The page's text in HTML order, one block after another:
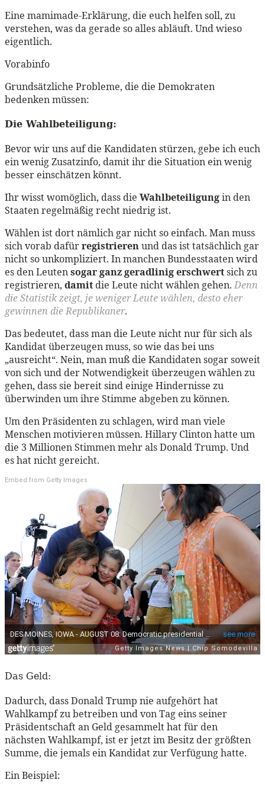
Eine mamimade-Erklärung, die euch helfen soll, zu
verstehen, was da gerade so alles abläuft. Und wieso
eigentlich.
Vorabinfo
Grundsätzliche Probleme, die die Demokraten
bedenken müssen:
Die Wahlbeteiligung:
Bevor wir uns auf die Kandidaten stürzen, gebe ich euch
ein wenig Zusatzinfo, damit ihr die Situation ein wenig
besser einschätzen könnt.
Ihr wisst womöglich, dass die Wahlbeteiligungin den
Staaten regelmäßig recht niedrig ist.
Wählen ist dort nämlich gar nicht so einfach. Man muss
sich vorab dafürregistrierenund das ist tatsächlich gar
nicht so unkompliziert. In manchen Bundesstaaten wird
es den Leutensogar ganz geradlinig erschwertsich zu
registrieren, damitdie Leute nicht wählen gehen. Denn
die Statistik zeigt, je weniger Leute wählen, desto eher
gewinnen die Republikaner.
Das bedeutet, dass man die Leute nicht nur für sich als
Kandidat überzeugen muss, so wie das bei uns
„ausreicht“. Nein, man muß die Kandidaten sogar soweit
von sich und der Notwendigkeit überzeugen wählen zu
gehen, dass sie bereit sind einige Hindernisse zu
überwinden um ihre Stimme abgeben zu können.
Um den Präsidenten zu schlagen, wird man viele
Menschen motivieren müssen. Hillary Clinton hatte um
die 3 Millionen Stimmen mehr als Donald Trump. Und
es hat nicht gereicht.
Embed from Getty Images
Das Geld:
Dadurch, dass Donald Trump nie aufgehört hat
Wahlkampf zu betreiben und von Tag eins seiner
Präsidentschaft an Geld gesammelt hat für den
nächsten Wahlkampf, ist er jetzt im Besitz der größten
Summe, die jemals ein Kandidat zur Verfügung hatte.
Ein Beispiel: